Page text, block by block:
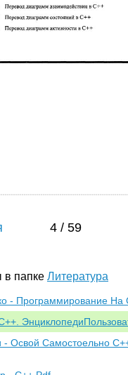
4 / 59
папке Литература
- Программирование На
- Освой Самостоельно